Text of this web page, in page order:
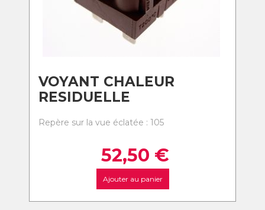
VOYANT CHALEUR
RESIDUELLE
Repère sur la vue éclatée : 105
52,50 €
Ajouter au panier